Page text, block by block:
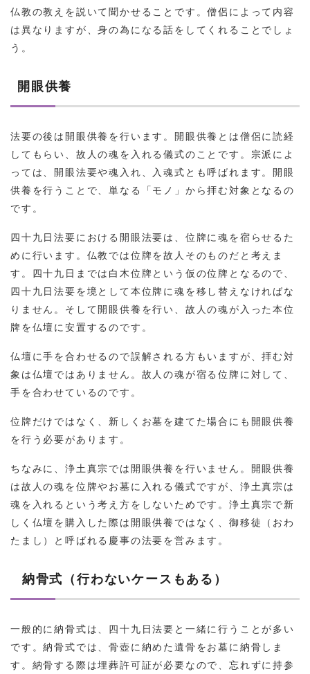
仏教の教えを説いて聞かせることです。僧侶によって内容
は異なりますが、身の為になる話をしてくれることでしょ
う。
開眼供養
法要の後は開眼供養を行います。開眼供養とは僧侶に読経
してもらい、故人の魂を入れる儀式のことです。宗派によ
っては、開眼法要や魂入れ、入魂式とも呼ばれます。開眼
供養を行うことで、単なる「モノ」から拝む対象となるの
です。
四十九日法要における開眼法要は、位牌に魂を宿らせるた
めに行います。仏教では位牌を故人そのものだと考えま
す。四十九日までは白木位牌という仮の位牌となるので、
四十九日法要を境として本位牌に魂を移し替えなければな
りません。そして開眼供養を行い、故人の魂が入った本位
牌を仏壇に安置するのです。
仏壇に手を合わせるので誤解される方もいますが、拝む対
象は仏壇ではありません。故人の魂が宿る位牌に対して、
手を合わせているのです。
位牌だけではなく、新しくお墓を建てた場合にも開眼供養
を行う必要があります。
ちなみに、浄土真宗では開眼供養を行いません。開眼供養
は故人の魂を位牌やお墓に入れる儀式ですが、浄土真宗は
魂を入れるという考え方をしないためです。浄土真宗で新
しく仏壇を購入した際は開眼供養ではなく、御移徒（おわ
たまし）と呼ばれる慶事の法要を営みます。
納骨式（行わないケースもある）
一般的に納骨式は、四十九日法要と一緒に行うことが多い
です。納骨式では、骨壺に納めた遺骨をお墓に納骨しま
す。納骨する際は埋葬許可証が必要なので、忘れずに持参